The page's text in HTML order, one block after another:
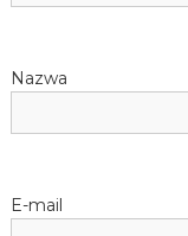
Nazwa
E-mail